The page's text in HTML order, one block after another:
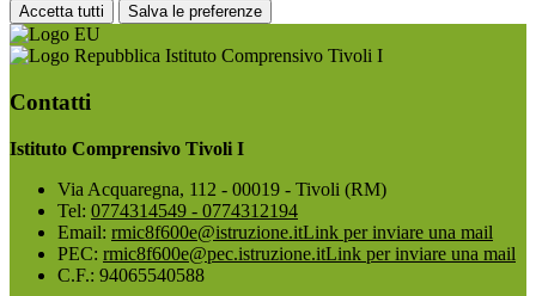
Accetta tutti Salva le preferenze
Istituto Comprensivo Tivoli I
Contatti
Istituto Comprensivo Tivoli I
Via Acquaregna, 112 - 00019 - Tivoli (RM)
Tel: 0774314549 - 0774312194
Email: rmic8f600e@istruzione.itLink per inviare una mail
PEC: rmic8f600e@pec.istruzione.itLink per inviare una mail
C.F.: 94065540588